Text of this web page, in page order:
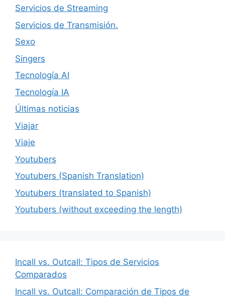
Servicios de Streaming
Servicios de Transmisión.
Sexo
Singers
Tecnología AI
Tecnología IA
Últimas noticias
Viajar
Viaje
Youtubers
Youtubers (Spanish Translation)
Youtubers (translated to Spanish)
Youtubers (without exceeding the length)
Incall vs. Outcall: Tipos de Servicios
Comparados
Incall vs. Outcall: Comparación de Tipos de